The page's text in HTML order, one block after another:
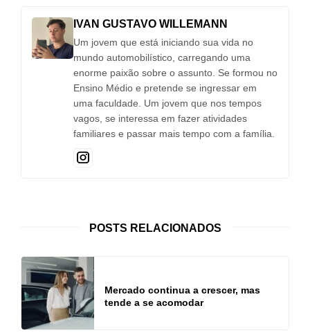
IVAN GUSTAVO WILLEMANN
Um jovem que está iniciando sua vida no
mundo automobilístico, carregando uma
enorme paixão sobre o assunto. Se formou no
Ensino Médio e pretende se ingressar em
uma faculdade. Um jovem que nos tempos
vagos, se interessa em fazer atividades
familiares e passar mais tempo com a família.
POSTS RELACIONADOS
Mercado continua a crescer, mas
tende a se acomodar